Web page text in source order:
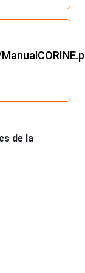
de la